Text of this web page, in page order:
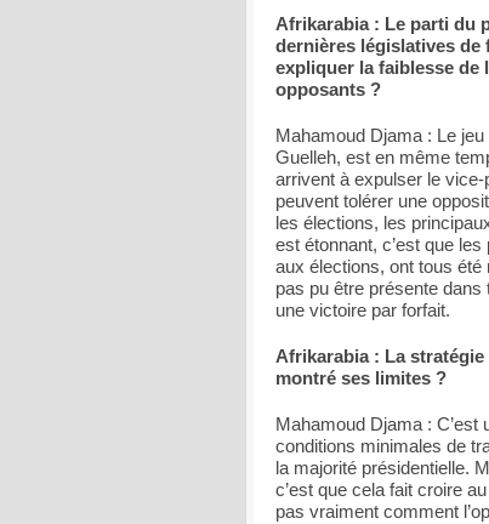
Afrikarabia : Le parti du
dernières législatives de
expliquer la faiblesse de
opposants ?
Mahamoud Djama : Le
Guelleh, est en même
arrivent à expulser le
peuvent tolérer une
les élections, les
est étonnant, c’est que
aux élections, ont tous été
pas pu être présente
une victoire par forfait.
Afrikarabia : La stratégie
montré ses limites ?
Mahamoud Djama : C’est
conditions minimales de
la majorité présidentielle.
c’est que cela fait croire
pas vraiment comment